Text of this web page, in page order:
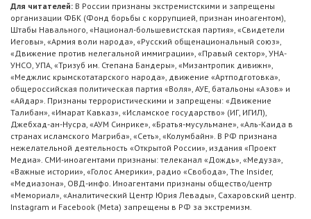
Для читателей: В России признаны экстремистскими и запрещены
организации ФБК (Фонд борьбы с коррупцией, признан иноагентом),
Штабы Навального, «Национал-большевистская партия», «Свидетели
Иеговы», «Армия воли народа», «Русский общенациональный союз»,
«Движение против нелегальной иммиграции», «Правый сектор», УНА-
УНСО, УПА, «Тризуб им. Степана Бандеры», «Мизантропик дивижн»,
«Меджлис крымскотатарского народа», движение «Артподготовка»,
общероссийская политическая партия «Воля», АУЕ, батальоны «Азов» и
«Айдар». Признаны террористическими и запрещены: «Движение
Талибан», «Имарат Кавказ», «Исламское государство» (ИГ, ИГИЛ),
Джебхад-ан-Нусра, «АУМ Синрике», «Братья-мусульмане», «Аль-Каида в
странах исламского Магриба», «Сеть», «Колумбайн». В РФ признана
нежелательной деятельность «Открытой России», издания «Проект
Медиа». СМИ-иноагентами признаны: телеканал «Дождь», «Медуза»,
«Важные истории», «Голос Америки», радио «Свобода», The Insider,
«Медиазона», ОВД-инфо. Иноагентами признаны общество/центр
«Мемориал», «Аналитический Центр Юрия Левады», Сахаровский центр.
Instagram и Facebook (Metа) запрещены в РФ за экстремизм.